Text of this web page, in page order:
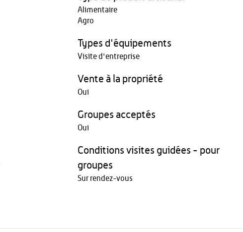
Alimentaire
Agro
Types d'équipements
Visite d'entreprise
Vente à la propriété
Oui
Groupes acceptés
Oui
Conditions visites guidées - pour
groupes
Sur rendez-vous